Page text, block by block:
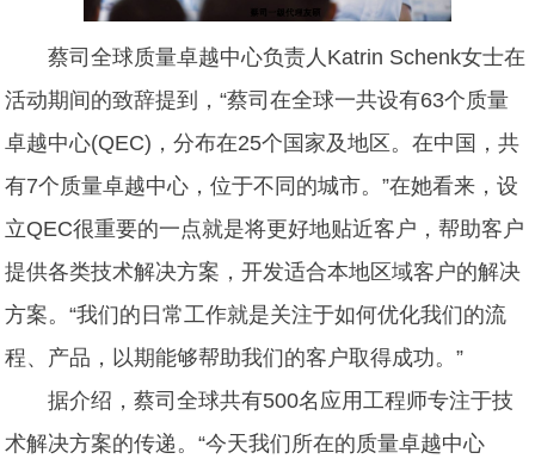
蔡司全球质量卓越中心负责人Katrin Schenk女士在
活动期间的致辞提到，“蔡司在全球一共设有63个质量
卓越中心(QEC)，分布在25个国家及地区。在中国，共
有7个质量卓越中心，位于不同的城市。”在她看来，设
立QEC很重要的一点就是将更好地贴近客户，帮助客户
提供各类技术解决方案，开发适合本地区域客户的解决
方案。“我们的日常工作就是关注于如何优化我们的流
程、产品，以期能够帮助我们的客户取得成功。”
据介绍，蔡司全球共有500名应用工程师专注于技
术解决方案的传递。“今天我们所在的质量卓越中心